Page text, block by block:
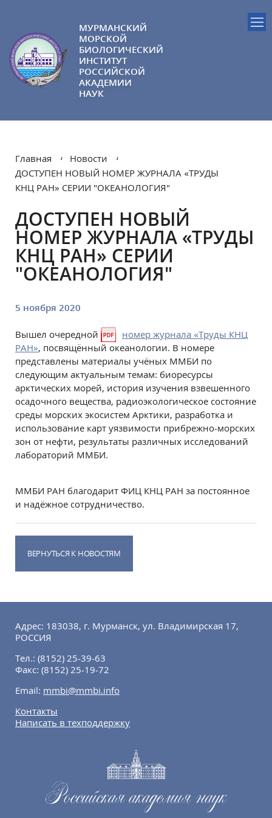
МУРМАНСКИЙ
МОРСКОЙ
БИОЛОГИЧЕСКИЙ
ИНСТИТУТ
РОССИЙСКОЙ
АКАДЕМИИ
НАУК
Главная
Новости
ДОСТУПЕН НОВЫЙ НОМЕР ЖУРНАЛА «ТРУДЫ
КНЦ РАН» СЕРИИ "ОКЕАНОЛОГИЯ"
ДОСТУПЕН НОВЫЙ
НОМЕР ЖУРНАЛА «ТРУДЫ
КНЦ РАН» СЕРИИ
"ОКЕАНОЛОГИЯ"
5 ноября 2020
Вышел очередной
номер журнала «Труды КНЦ
РАН», посвящённый океанологии. В номере
представлены материалы учёных ММБИ по
следующим актуальным темам: биоресурсы
арктических морей, история изучения взвешенного
осадочного вещества, радиоэкологическое состояние
среды морских экосистем Арктики, разработка и
использование карт уязвимости прибрежно-морских
зон от нефти, результаты различных исследований
лабораторий ММБИ.
ММБИ РАН благодарит ФИЦ КНЦ РАН за постоянное
и надёжное сотрудничество.
ВЕРНУТЬСЯ К НОВОСТЯМ
Адрес: 183038, г. Мурманск, ул. Владимирская 17,
РОССИЯ
Тел.: (8152) 25-39-63
Факс: (8152) 25-19-72
Email: mmbi@mmbi.info
Контакты
Написать в техподдержку